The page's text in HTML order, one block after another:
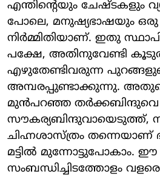
എന്തിന്റെയും ചേഷ്ടകളും
പോലെ, മനുഷ്യഭാഷയും
നിര്‍മ്മിതിയാണ്. ഇതു
പക്ഷേ, അതിനുവേണ്ടി
എഴുതേണ്ടിവരുന്ന
അമ്പരപ്പുണ്ടാക്കുന്നു.
മുന്‍പറഞ്ഞ തര്‍ക്കബിന്ദുവെ
സൗകര്യബിന്ദുവായെടുത്ത്,
ചിഹ്നശാസ്ത്രം തന്നെയാണ്
മട്ടില്‍ മുന്നോട്ടുപോകാം.
സംബന്ധിച്ചിടത്തോളം വളരെ